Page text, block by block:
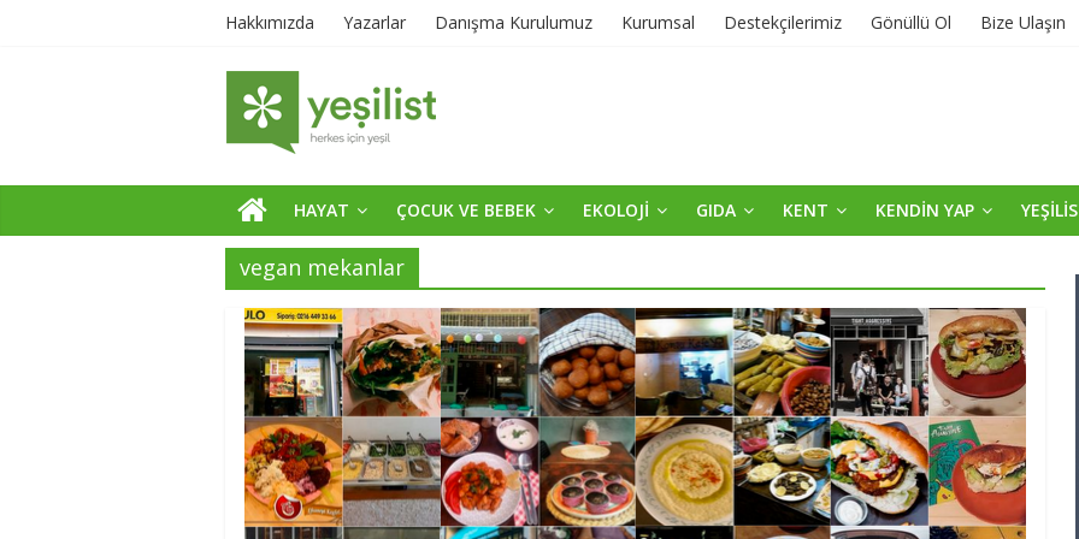
Hakkımızda Yazarlar Danışma Kurulumuz Kurumsal Destekçilerimiz Gönüllü Ol Bize Ulaşın
HAYAT ÇOCUK VE BEBEK EKOLOJİ GIDA KENT KENDİN YAP
vegan mekanlar